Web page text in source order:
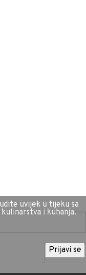
uvijek u tijeku sa
i kuhanja.